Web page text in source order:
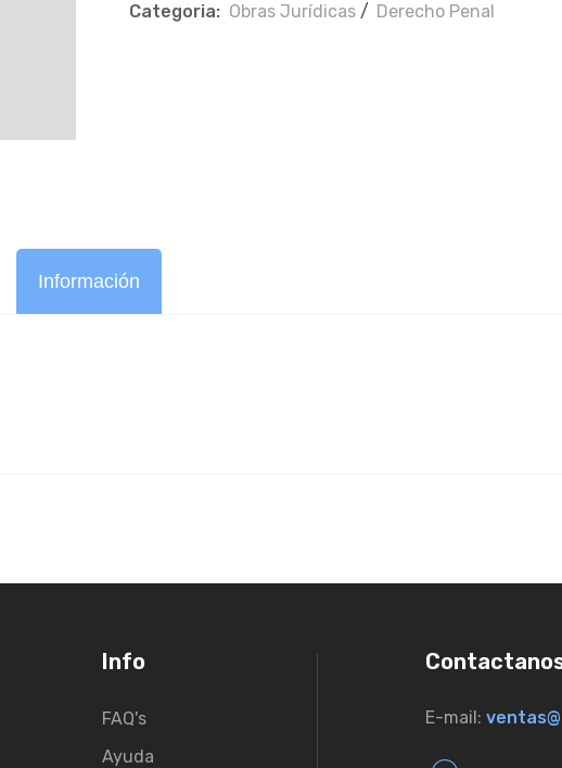
Categoria: Obras Jurí­dicas / Derecho Penal
Información
Info
FAQ's
Ayuda
E-mail: